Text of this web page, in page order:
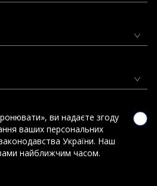
ви надаєте згоду
ваших персональних
України. Наш
найближчим часом.